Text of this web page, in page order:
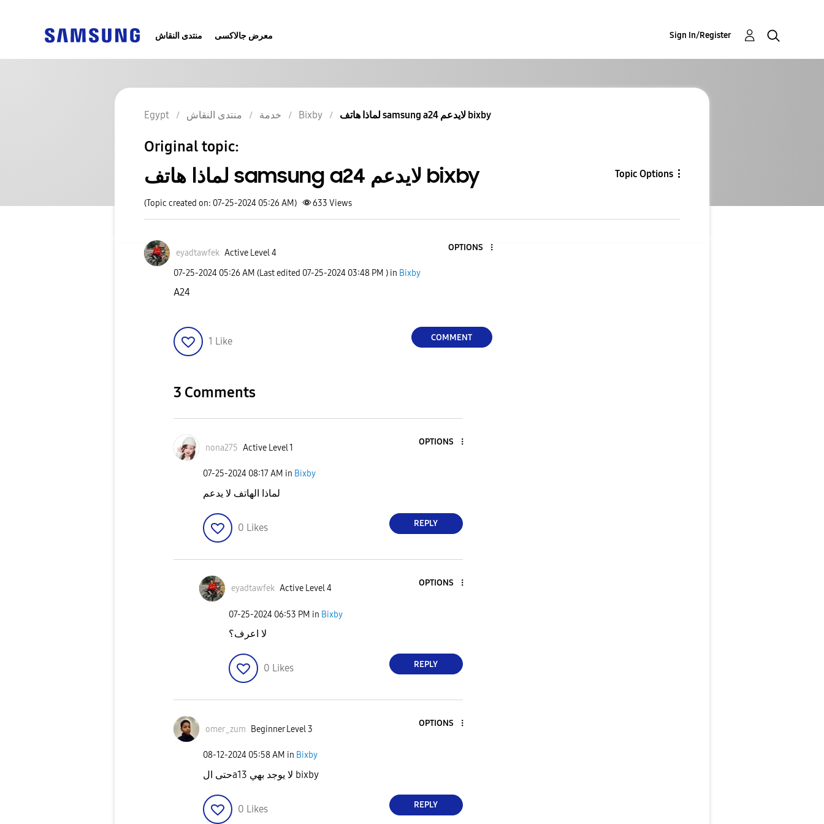
منتدى النقاش معرض جالاكسى Sign In/Register
Egypt منتدى النقاش خدمة Bixby لماذا هاتف samsung a24 لايدعم bixby
Original topic:
لماذا هاتف samsung a24 لايدعم bixby Topic Options
(Topic created on: 07-25-2024 05:26 AM) 633 Views
eyadtawfek Active Level 4
OPTIONS
‎07-25-2024 05:26 AM (Last edited ‎07-25-2024 03:48 PM ) in Bixby
A24
1 Like COMMENT
3 Comments
nona275 Active Level 1
OPTIONS
‎07-25-2024 08:17 AM in Bixby
لماذا الهاتف لا يدعم
0 Likes REPLY
eyadtawfek Active Level 4
OPTIONS
‎07-25-2024 06:53 PM in Bixby
لا اعرف؟
0 Likes REPLY
omer_zum Beginner Level 3
OPTIONS
‎08-12-2024 05:58 AM in Bixby
حتى الa13 لا يوجد بهي bixby
0 Likes REPLY